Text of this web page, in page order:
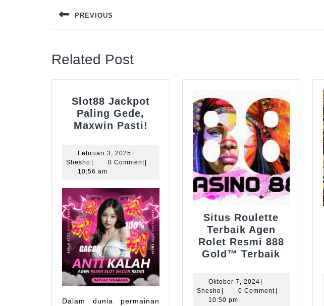
posPREVIOUS
Related Post
Slot88 Jackpot
Paling Gede,
Maxwin Pasti!
Pasti!
Februari 3, 2025 Februari
3,
|
Shesho Shesho
| 0 Comment|
10:56 am
Dalam dunia permainan
Situs Roulette
Terbaik Agen
Rolet Resmi 888
Gold™ Terbaik
Oktober 7, 2024Oktober
7,
|
SheshoShesho
| 0 Comment |
10:50 pm